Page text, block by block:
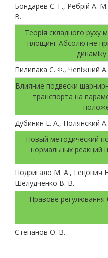
Бондарев С. Г., Ребрій А.
В.
Теорія складного руху
площині. Абсолютне
Пилипака С. Ф., Чепіжний
Влияние подвески
транспорта на
Дубинин Е. А., Полянский
Новый методический
нормальных реакций
Подригало М. А., Гецович
Шелудченко В. В.
Правове регулювання
Степанов О. В.